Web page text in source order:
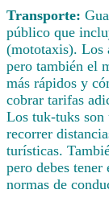
Transporte:
público que
(mototaxis). Los
pero también el
más rápidos y
cobrar tarifas
Los tuk-tuks son
recorrer
turísticas.
pero debes
normas de